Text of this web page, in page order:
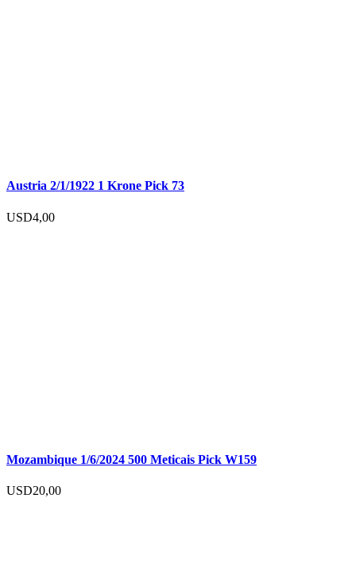
Austria 2/1/1922 1 Krone Pick 73
USD4,00
Mozambique 1/6/2024 500 Meticais Pick W159
USD20,00